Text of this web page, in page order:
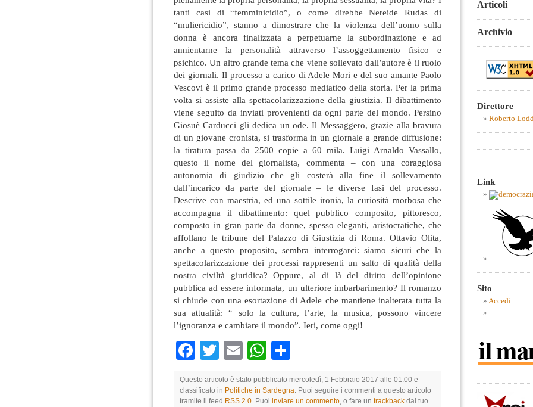
tanti casi di “femminicidio”, o come direbbe Nereide Rudas di
“muliericidio”, stanno a dimostrare che la violenza dell’uomo sulla
donna è ancora finalizzata a perpetuarne la subordinazione e ad
annientarne la personalità attraverso l’assoggettamento fisico e
psichico. Un altro grande tema che viene sollevato dall’autore è il ruolo
dei giornali. Il processo a carico di Adele Mori e del suo amante Paolo
Vescovi è il primo grande processo mediatico della storia. Per la prima
volta si assiste alla spettacolarizzazione della giustizia. Il dibattimento
viene seguito da inviati provenienti da ogni parte del mondo. Persino
Giosuè Carducci gli dedica un ode. Il Messaggero, grazie alla bravura
di un giovane cronista, si trasforma in un giornale a grande diffusione:
la tiratura passa da 2500 copie a 60 mila. Luigi Arnaldo Vassallo,
questo il nome del giornalista, commenta – con una coraggiosa
autonomia di giudizio che gli costerà alla fine il sollevamento
dall’incarico da parte del giornale – le diverse fasi del processo.
Descrive con maestria, ed una sottile ironia, la curiosità morbosa che
accompagna il dibattimento: quel pubblico composito, pittoresco,
composto in gran parte da donne, spesso eleganti, aristocratiche, che
affollano le tribune del Palazzo di Giustizia di Roma. Ottavio Olita,
anche a questo proposito, sembra interrogarci: siamo sicuri che la
spettacolarizzazione dei processi rappresenti un salto di qualità della
nostra civiltà giuridica? Oppure, al di là del diritto dell’opinione
pubblica ad essere informata, un ulteriore imbarbarimento? Il romanzo
si chiude con una esortazione di Adele che mantiene inalterata tutta la
sua attualità: “ solo la cultura, l’arte, la musica, possono vincere
l’ignoranza e cambiare il mondo”. Ieri, come oggi!
Facebook
TwitterEmailWhatsApp
Questo articolo è stato pubblicato mercoledì, 1 Febbraio 2017 alle 01:00 e
classificato in Politiche in Sardegna. Puoi seguire i commenti a questo articolo
tramite il feed RSS 2.0. Puoi inviare un commento, o fare un trackback dal tuo
Articoli
Archivio
Direttore
Roberto
Link
Sito
Accedi